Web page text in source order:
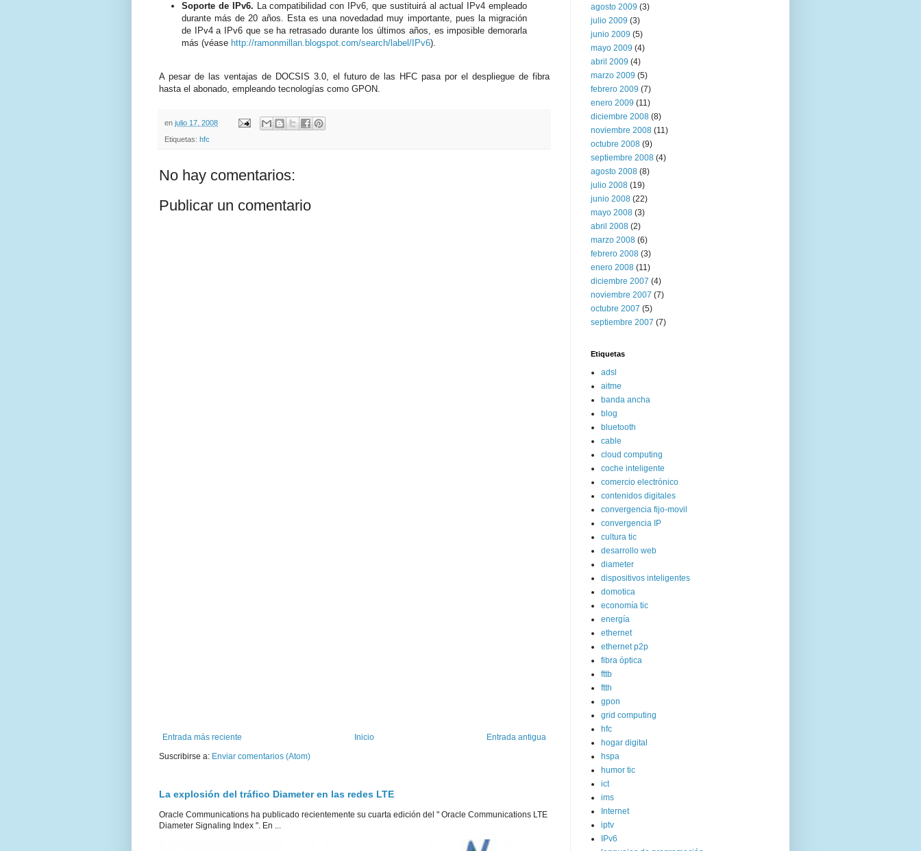
Soporte de IPv6. La compatibilidad con IPv6, que sustituirá al actual IPv4 empleado
durante más de 20 años. Esta es una novedadad muy importante, pues la migración
de IPv4 a IPv6 que se ha retrasado durante los últimos años, es imposible demorarla
más (véase http://ramonmillan.blogspot.com/search/label/IPv6).
A pesar de las ventajas de DOCSIS 3.0, el futuro de las HFC pasa por el despliegue de fibra
hasta el abonado, empleando tecnologías como GPON.
en julio 17, 2008
Etiquetas: hfc
No hay comentarios:
Publicar un comentario
Entrada más reciente Entrada antigua
Inicio
Suscribirse a: Enviar comentarios (Atom)
La explosión del tráfico Diameter en las redes LTE
Oracle Communications ha publicado recientemente su cuarta edición del " Oracle Communications LTE
Diameter Signaling Index ". En ...
agosto 2009 (3)
julio 2009 (3)
junio 2009 (5)
mayo 2009 (4)
abril 2009 (4)
marzo 2009 (5)
febrero 2009 (7)
enero 2009 (11)
diciembre 2008 (8)
noviembre 2008 (11)
octubre 2008 (9)
septiembre 2008 (4)
agosto 2008 (8)
julio 2008 (19)
junio 2008 (22)
mayo 2008 (3)
abril 2008 (2)
marzo 2008 (6)
febrero 2008 (3)
enero 2008 (11)
diciembre 2007 (4)
noviembre 2007 (7)
octubre 2007 (5)
septiembre 2007 (7)
Etiquetas
adsl
aitme
banda ancha
blog
bluetooth
cable
cloud computing
coche inteligente
comercio electrónico
contenidos digitales
convergencia fijo-movil
convergencia IP
cultura tic
desarrollo web
diameter
dispositivos inteligentes
domotica
economía tic
energía
ethernet
ethernet p2p
fibra óptica
fttb
ftth
gpon
grid computing
hfc
hogar digital
hspa
humor tic
ict
ims
Internet
iptv
IPv6